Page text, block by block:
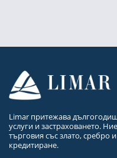
Limar притежава
услуги и застраховането.
търговия със злато, сребро
кредитиране.